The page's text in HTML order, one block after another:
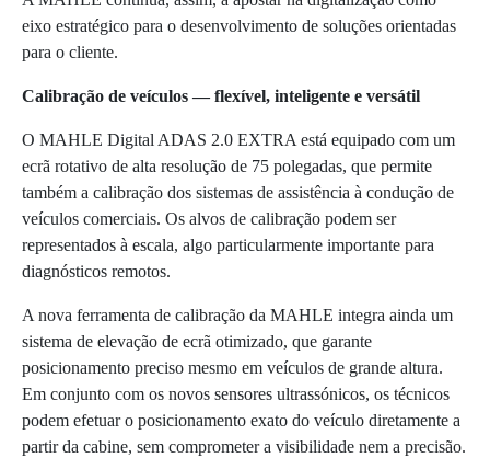
eixo estratégico para o desenvolvimento de soluções orientadas
para o cliente.
Calibração de veículos — flexível, inteligente e versátil
O MAHLE Digital ADAS 2.0 EXTRA está equipado com um
ecrã rotativo de alta resolução de 75 polegadas, que permite
também a calibração dos sistemas de assistência à condução de
veículos comerciais. Os alvos de calibração podem ser
representados à escala, algo particularmente importante para
diagnósticos remotos.
A nova ferramenta de calibração da MAHLE integra ainda um
sistema de elevação de ecrã otimizado, que garante
posicionamento preciso mesmo em veículos de grande altura.
Em conjunto com os novos sensores ultrassónicos, os técnicos
podem efetuar o posicionamento exato do veículo diretamente a
partir da cabine, sem comprometer a visibilidade nem a precisão.